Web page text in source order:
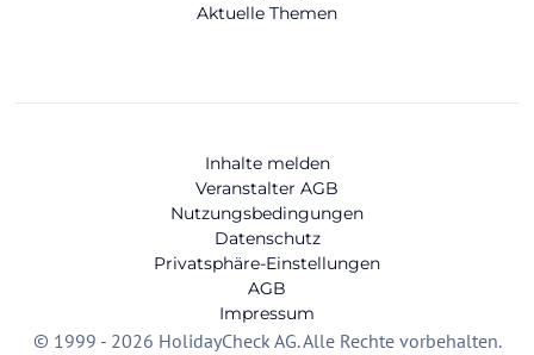
Aktuelle Themen
Inhalte melden
Veranstalter AGB
Nutzungsbedingungen
Datenschutz
Privatsphäre-Einstellungen
AGB
Impressum
© 1999 - 2026 HolidayCheck AG. Alle Rechte vorbehalten.